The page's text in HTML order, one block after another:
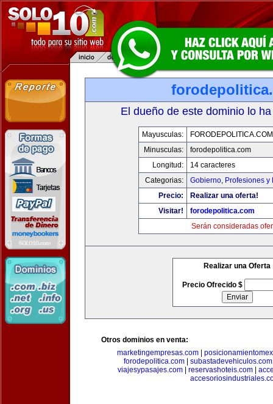
El dueño de este dominio lo
Mayusculas:
FORODEPOLITICA.COM
Minusculas:
forodepolitica.com
Longitud:
14 caracteres
Categorias:
Gobierno, Profesiones y
Precio:
Realizar una oferta!
Visitar!
forodepolitica.com
Serán consideradas
Realizar una Oferta
Precio Ofrecido $
Otros dominios en venta:
marketingempresas.com
forodepolitica.com| subastadevehiculos.com
viajesypasajes.com
reservashoteis.com